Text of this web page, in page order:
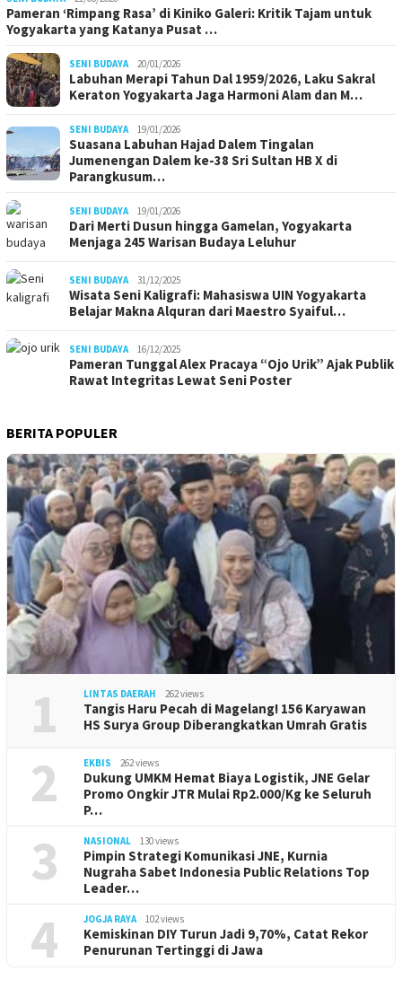
Pameran ‘Rimpang Rasa’ di Kiniko Galeri: Kritik Tajam untuk
Yogyakarta yang Katanya Pusat …
SENI BUDAYA 20/01/2026
Labuhan Merapi Tahun Dal 1959/2026, Laku Sakral
Keraton Yogyakarta Jaga Harmoni Alam dan M…
SENI BUDAYA 19/01/2026
Suasana Labuhan Hajad Dalem Tingalan
Jumenengan Dalem ke-38 Sri Sultan HB X di
Parangkusum…
SENI BUDAYA 19/01/2026
Dari Merti Dusun hingga Gamelan, Yogyakarta
Menjaga 245 Warisan Budaya Leluhur
SENI BUDAYA 31/12/2025
Wisata Seni Kaligrafi: Mahasiswa UIN Yogyakarta
Belajar Makna Alquran dari Maestro Syaiful…
SENI BUDAYA 16/12/2025
Pameran Tunggal Alex Pracaya “Ojo Urik” Ajak Publik
Rawat Integritas Lewat Seni Poster
BERITA POPULER
1 LINTAS DAERAH 262 views
Tangis Haru Pecah di Magelang! 156 Karyawan
HS Surya Group Diberangkatkan Umrah Gratis
2 EKBIS 262 views
Dukung UMKM Hemat Biaya Logistik, JNE Gelar
Promo Ongkir JTR Mulai Rp2.000/Kg ke Seluruh
P…
3 NASIONAL 130 views
Pimpin Strategi Komunikasi JNE, Kurnia
Nugraha Sabet Indonesia Public Relations Top
Leader…
4 JOGJA RAYA 102 views
Kemiskinan DIY Turun Jadi 9,70%, Catat Rekor
Penurunan Tertinggi di Jawa